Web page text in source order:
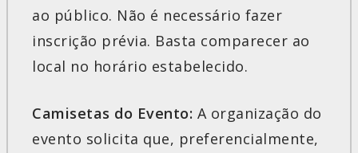
ao público. Não é necessário fazer
inscrição prévia. Basta comparecer ao
local no horário estabelecido.
Camisetas do Evento: A organização do
evento solicita que, preferencialmente,